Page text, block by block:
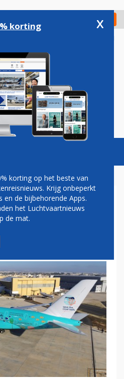
Check in
Vacatures
KLANT
AIRBUS
korting x
korting op het beste van
Krijg onbeperkt
de bijbehorende Apps.
het Luchtvaartnieuws
de mat.